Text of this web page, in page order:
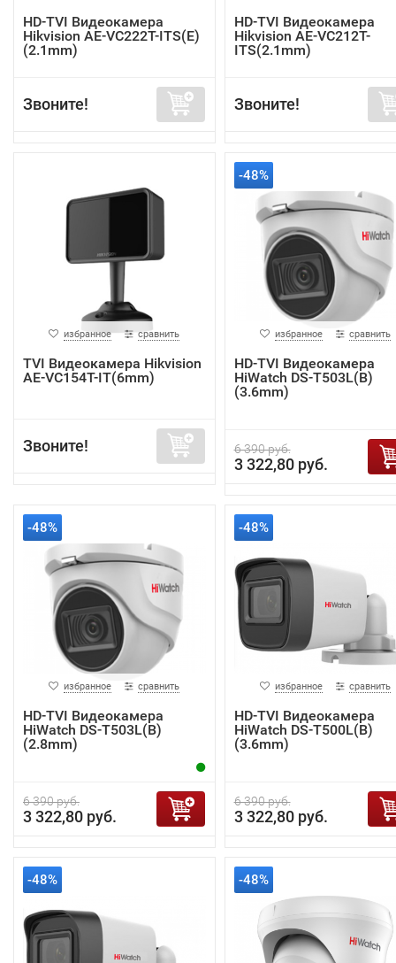
HD-TVI Видеокамера
Hikvision AE-VC222T-ITS(E)
(2.1mm)
Звоните!
HD-TVI Видеокамера
Hikvision AE-VC212T-
ITS(2.1mm)
Звоните!
избранное сравнить
TVI Видеокамера Hikvision
AE-VC154T-IT(6mm)
Звоните!
-48%
избранное сравнить
HD-TVI Видеокамера
HiWatch DS-T503L(B)
(3.6mm)
6 390 руб.
3 322,80 руб.
-48%
избранное сравнить
HD-TVI Видеокамера
HiWatch DS-T503L(B)
(2.8mm)
6 390 руб.
3 322,80 руб.
-48%
избранное сравнить
HD-TVI Видеокамера
HiWatch DS-T500L(B)
(3.6mm)
6 390 руб.
3 322,80 руб.
-48% -48%